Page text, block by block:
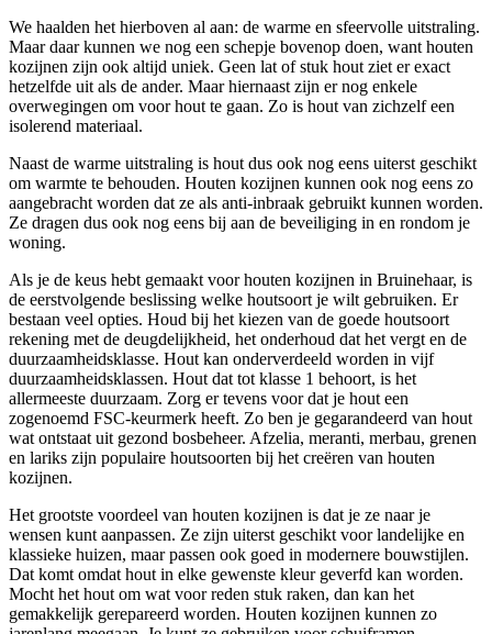
We haalden het hierboven al aan: de warme en sfeervolle uitstraling.
Maar daar kunnen we nog een schepje bovenop doen, want houten
kozijnen zijn ook altijd uniek. Geen lat of stuk hout ziet er exact
hetzelfde uit als de ander. Maar hiernaast zijn er nog enkele
overwegingen om voor hout te gaan. Zo is hout van zichzelf een
isolerend materiaal.
Naast de warme uitstraling is hout dus ook nog eens uiterst geschikt
om warmte te behouden. Houten kozijnen kunnen ook nog eens zo
aangebracht worden dat ze als anti-inbraak gebruikt kunnen worden.
Ze dragen dus ook nog eens bij aan de beveiliging in en rondom je
woning.
Als je de keus hebt gemaakt voor houten kozijnen in Bruinehaar, is
de eerstvolgende beslissing welke houtsoort je wilt gebruiken. Er
bestaan veel opties. Houd bij het kiezen van de goede houtsoort
rekening met de deugdelijkheid, het onderhoud dat het vergt en de
duurzaamheidsklasse. Hout kan onderverdeeld worden in vijf
duurzaamheidsklassen. Hout dat tot klasse 1 behoort, is het
allermeeste duurzaam. Zorg er tevens voor dat je hout een
zogenoemd FSC-keurmerk heeft. Zo ben je gegarandeerd van hout
wat ontstaat uit gezond bosbeheer. Afzelia, meranti, merbau, grenen
en lariks zijn populaire houtsoorten bij het creëren van houten
kozijnen.
Het grootste voordeel van houten kozijnen is dat je ze naar je
wensen kunt aanpassen. Ze zijn uiterst geschikt voor landelijke en
klassieke huizen, maar passen ook goed in modernere bouwstijlen.
Dat komt omdat hout in elke gewenste kleur geverfd kan worden.
Mocht het hout om wat voor reden stuk raken, dan kan het
gemakkelijk gerepareerd worden. Houten kozijnen kunnen zo